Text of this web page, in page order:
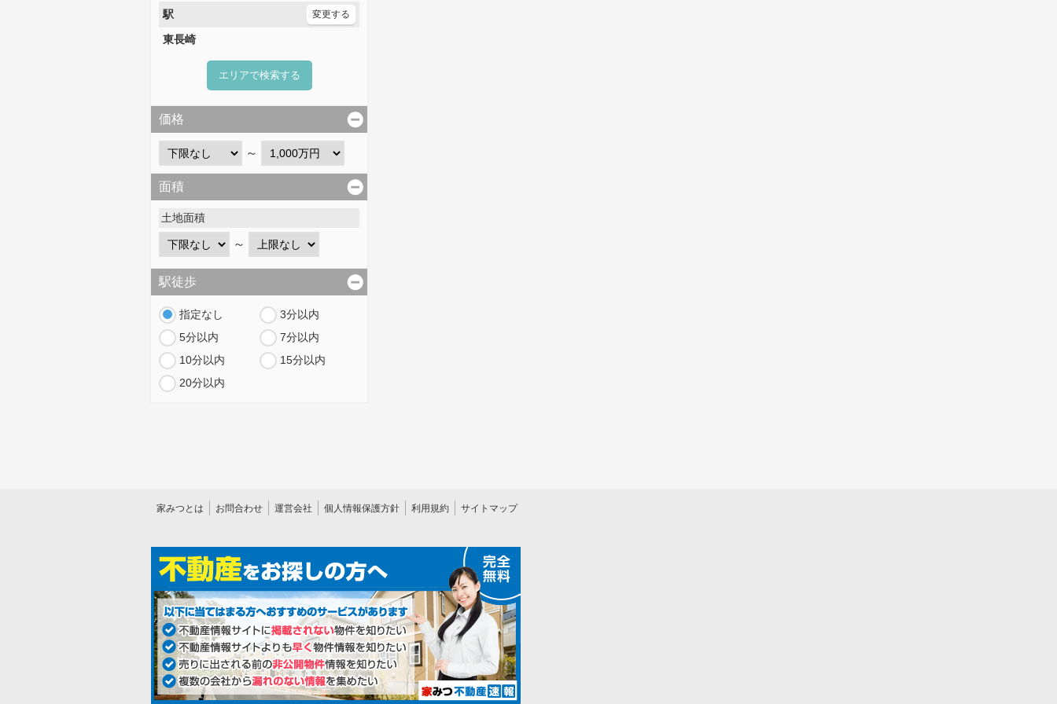
駅
変更する
東長崎
エリアで検索する
価格
～
面積
土地面積
～
駅徒歩
指定なし
3分以内
5分以内
7分以内
10分以内
15分以内
20分以内
家みつとは お問合わせ 運営会社 個人情報保護方針 利用規約 サイトマップ